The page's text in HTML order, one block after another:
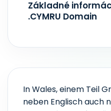
Základné
.CYMRU Domain
In Wales, einem Teil
neben Englisch auch